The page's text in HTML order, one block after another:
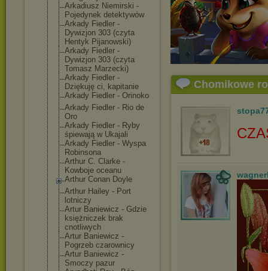
Arkadiusz Niemirski -
Pojedynek detektywów
Arkady Fiedler -
Dywizjon 303 (czyta
Hentyk Pijanowski)
Arkady Fiedler -
Dywizjon 303 (czyta
Tomasz Marzecki)
Arkady Fiedler -
Dziękuję ci, kapitanie
Arkady Fiedler - Orinoko
Arkady Fiedler - Rio de
Oro
Arkady Fiedler - Ryby
śpiewają w Ukajali
Arkady Fiedler - Wyspa
Robinsona
Arthur C. Clarke -
Kowboje oceanu
Arthur Conan Doyle
Arthur Hailey - Port
lotniczy
Artur Baniewicz - Gdzie
księżniczek brak
cnotliwych
Artur Baniewicz -
Pogrzeb czarownicy
Artur Baniewicz -
Smoczy pazur
Chomikowe